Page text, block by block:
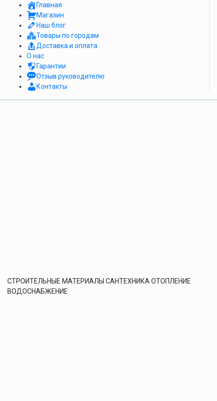
Главная
Магазин
Наш блог
Товары по городам
Доставка и оплата
О нас
Гарантии
Отзыв руководителю
Контакты
СТРОИТЕЛЬНЫЕ МАТЕРИАЛЫ САНТЕХНИКА ОТОПЛЕНИЕ
ВОДОСНАБЖЕНИЕ